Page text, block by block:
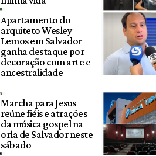
Apartamento do
arquiteto Wesley
Lemos em Salvador
ganha destaque por
decoração com arte e
ancestralidade
Marcha para Jesus
reúne fiéis e atrações
da música gospel na
orla de Salvador neste
sábado